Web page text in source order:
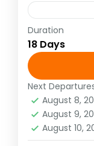
E4112
Europa,
Duration
18 Days
Next
August 8,
August 9,
August 10,